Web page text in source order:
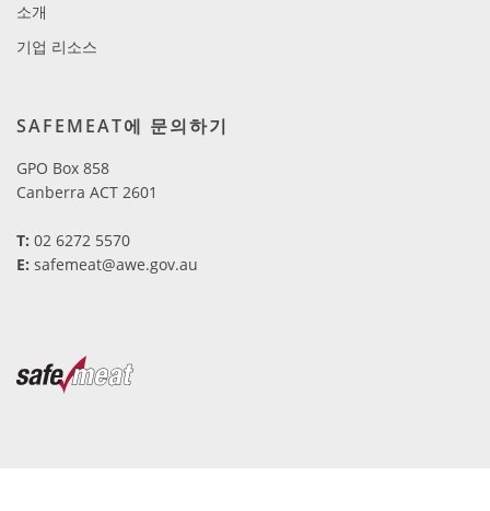
소개
기업 리소스
SAFEMEAT에 문의하기
GPO Box 858
Canberra ACT 2601
T: 02 6272 5570
E: safemeat@awe.gov.au